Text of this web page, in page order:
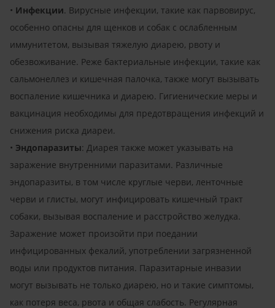
• Инфекции. Вирусные инфекции, такие как парвовирус,
особенно опасны для щенков и собак с ослабленным
иммунитетом, вызывая тяжелую диарею, рвоту и
обезвоживание. Реже бактериальные инфекции, такие как
сальмонеллез и кишечная палочка, также могут вызывать
воспаление кишечника и диарею. Гигиенические меры и
вакцинация необходимы для предотвращения инфекций и
снижения риска диареи.
• Эндопаразиты: Диарея также может указывать на
заражение внутренними паразитами. Различные
эндопаразиты, в том числе круглые черви, ленточные
черви и глисты, могут инфицировать кишечный тракт
собаки, вызывая воспаление и расстройство желудка.
Заражение может произойти при поедании
инфицированных фекалий, употреблении загрязненной
воды или продуктов питания. Паразитарные инвазии
могут вызывать не только диарею, но и такие симптомы,
как потеря веса, рвота и общая слабость. Регулярная